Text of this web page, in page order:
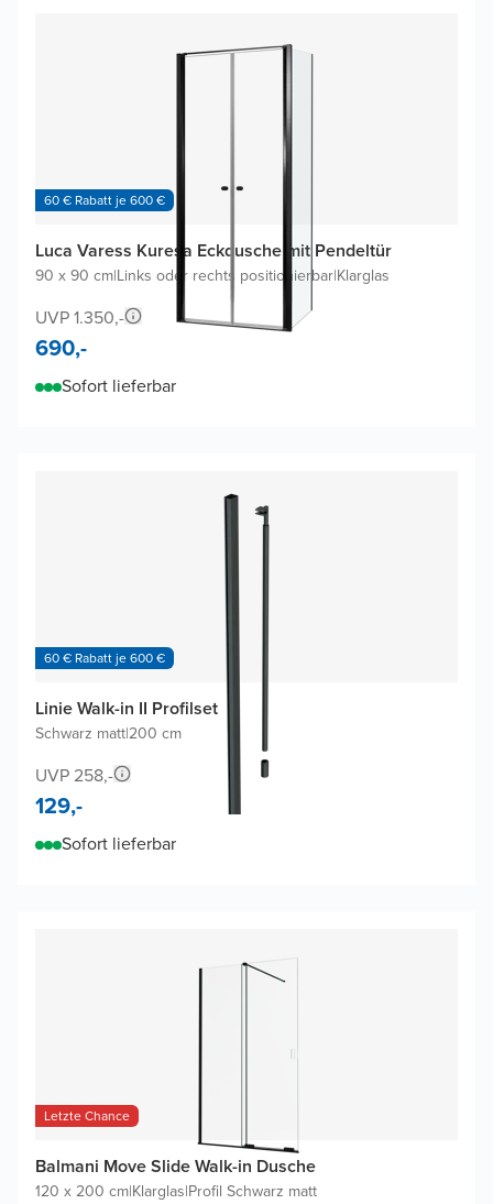
60 € Rabatt je 600 €
Luca Varess Kuresa Eckdusche mit Pendeltür
90 x 90 cm|Links oder rechts positionierbar|Klarglas
UVP 1.350,-
690,-
Sofort lieferbar
60 € Rabatt je 600 €
Linie Walk-in II Profilset
Schwarz matt|200 cm
UVP 258,-
129,-
Sofort lieferbar
Letzte Chance
Balmani Move Slide Walk-in Dusche
120 x 200 cm|Klarglas|Profil Schwarz matt